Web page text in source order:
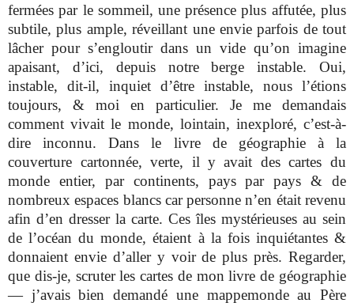
fermées par le sommeil, une présence plus affutée, plus
subtile, plus ample, réveillant une envie parfois de tout
lâcher pour s’engloutir dans un vide qu’on imagine
apaisant, d’ici, depuis notre berge instable. Oui,
instable, dit-il, inquiet d’être instable, nous l’étions
toujours, & moi en particulier. Je me demandais
comment vivait le monde, lointain, inexploré, c’est-à-
dire inconnu. Dans le livre de géographie à la
couverture cartonnée, verte, il y avait des cartes du
monde entier, par continents, pays par pays & de
nombreux espaces blancs car personne n’en était revenu
afin d’en dresser la carte. Ces îles mystérieuses au sein
de l’océan du monde, étaient à la fois inquiétantes &
donnaient envie d’aller y voir de plus près. Regarder,
que dis-je, scruter les cartes de mon livre de géographie
­— j’avais bien demandé une mappemonde au Père